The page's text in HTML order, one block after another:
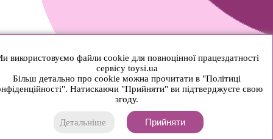
використовуємо файли cookie для повноцінної працездатності
сервісу toysi.ua
Більш детально про cookie можна прочитати в "Політиці
Натискаючи "Прийняти" ви підтверджуєте свою
згоду.
Детальніше Прийняти